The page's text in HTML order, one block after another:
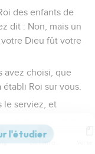
des enfants de
dit : Non, mais un
Dieu fût votre
avez choisi, que
Roi sur vous.
le serviez, et
et votre Roi qui
de l'Eternel